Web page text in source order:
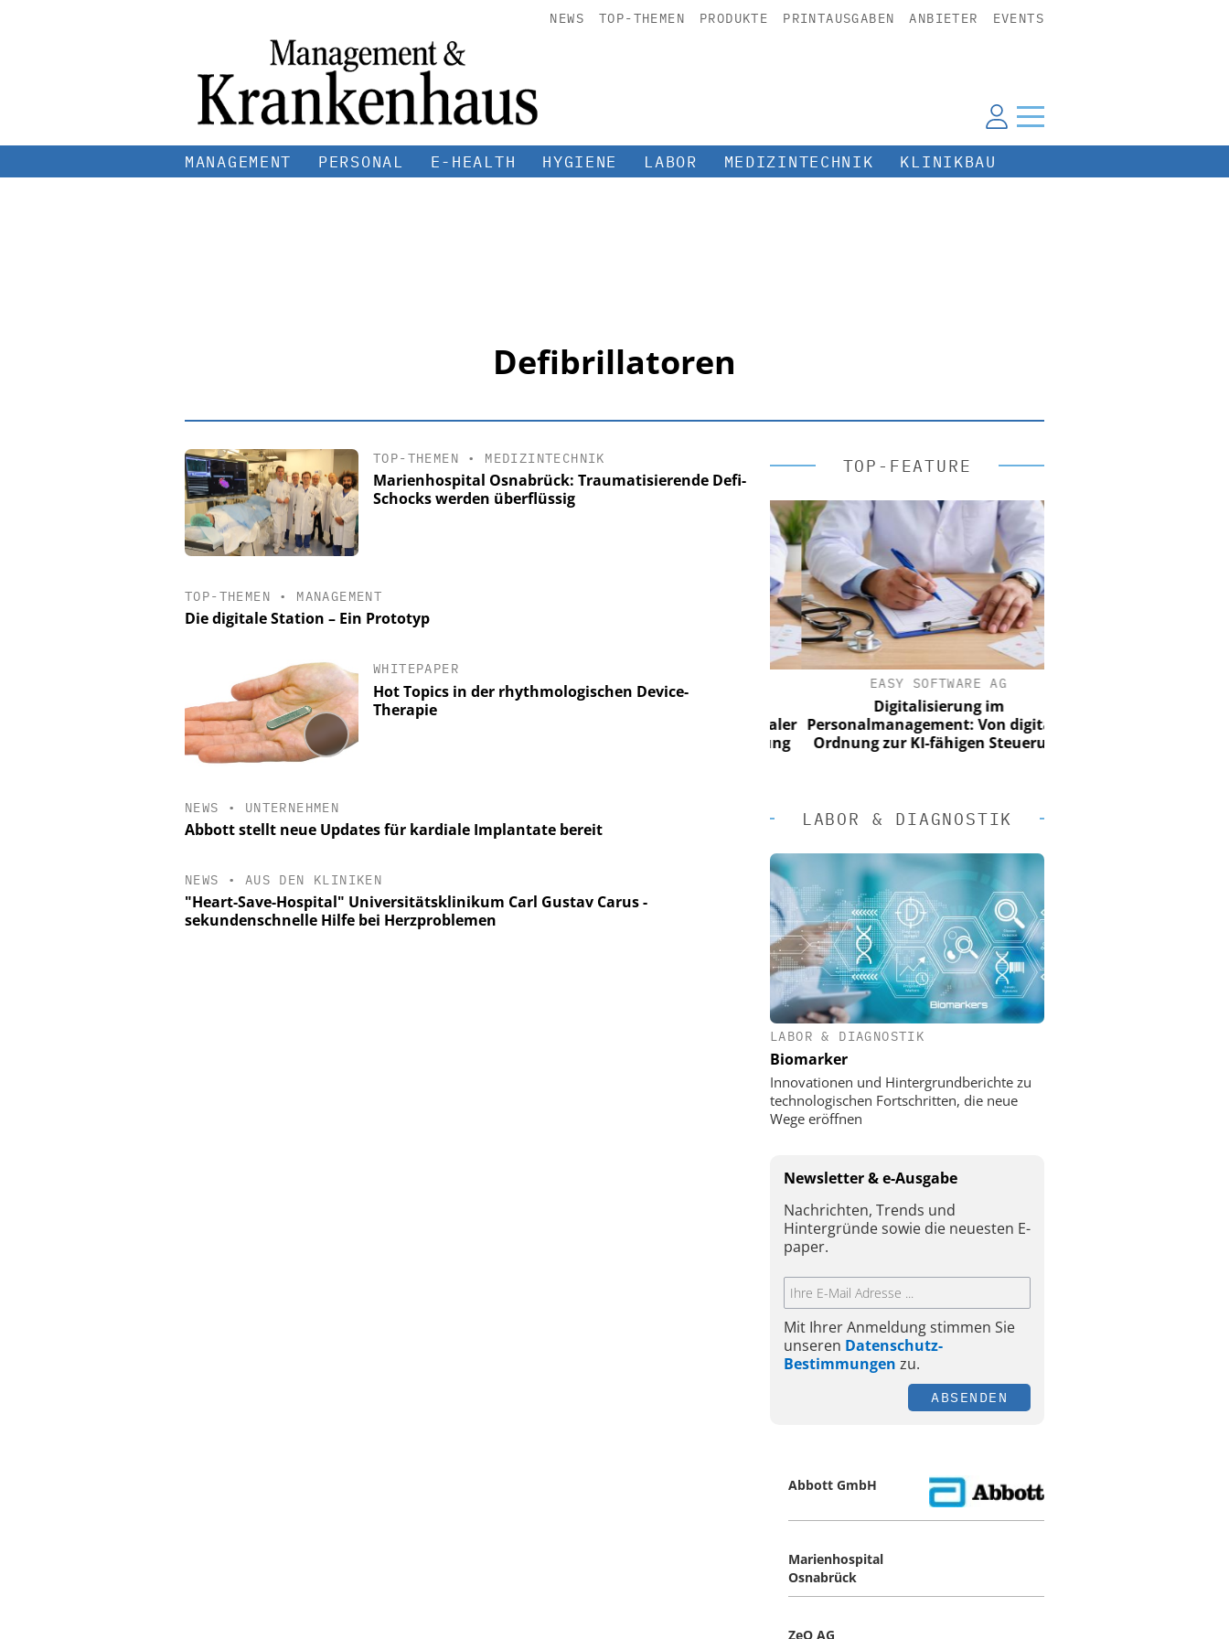
NEWS TOP-THEMEN PRODUKTE PRINTAUSGABEN ANBIETER EVENTS
MANAGEMENT PERSONAL E-HEALTH HYGIENE LABOR MEDIZINTECHNIK KLINIKBAU
Defibrillatoren
TOP-THEMEN • MEDIZINTECHNIK
Marienhospital Osnabrück: Traumatisierende Defi-
Schocks werden überflüssig
TOP-THEMEN • MANAGEMENT
Die digitale Station – Ein Prototyp
WHITEPAPER
Hot Topics in der rhythmologischen Device-
Therapie
NEWS • UNTERNEHMEN
Abbott stellt neue Updates für kardiale Implantate bereit
NEWS • AUS DEN KLINIKEN
"Heart-Save-Hospital" Universitätsklinikum Carl Gustav Carus -
sekundenschnelle Hilfe bei Herzproblemen
TOP-FEATURE
EASY SOFTWARE AG
Digitalisierung im
Personalmanagement: Von digitaler
Ordnung zur KI-fähigen Steuerung
EASY SOFTWARE AG
Digitalisierung im
EASY SOFTWARE AG
Digitalisierung im
Personalmanagement: Von digitaler
Ordnung zur KI-fähigen Steuerung
LABOR & DIAGNOSTIK
LABOR & DIAGNOSTIK
Biomarker
Innovationen und Hintergrundberichte zu
technologischen Fortschritten, die neue
Wege eröffnen
Newsletter & e-Ausgabe
Nachrichten, Trends und
Hintergründe sowie die neuesten E-
paper.
Mit Ihrer Anmeldung stimmen Sie
unseren Datenschutz-
Bestimmungen zu.
ABSENDEN
Abbott GmbH
Marienhospital
Osnabrück
ZeQ AG